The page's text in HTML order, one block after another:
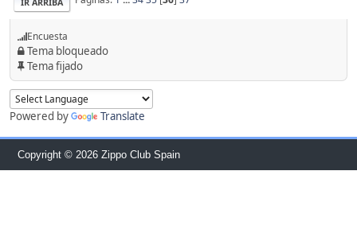
IR ARRIBA
Encuesta
Tema bloqueado
Tema fijado
Powered by Translate
Copyright © 2026 Zippo Club Spain